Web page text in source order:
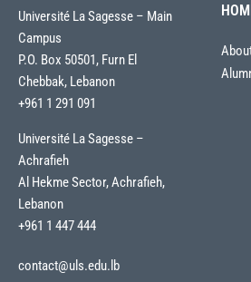
Université La Sagesse – Main
Campus
P.O. Box 50501, Furn El
Chebbak, Lebanon
+961 1 291 091
Université La Sagesse –
Achrafieh
Al Hekme Sector, Achrafieh,
Lebanon
+961 1 447 444
contact@uls.edu.lb